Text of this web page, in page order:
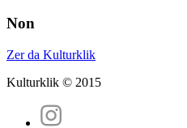
Non
Zer da Kulturklik
Kulturklik © 2015